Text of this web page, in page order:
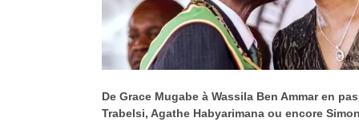
De Grace Mugabe à Wassila Ben Ammar en
Trabelsi, Agathe Habyarimana ou encore